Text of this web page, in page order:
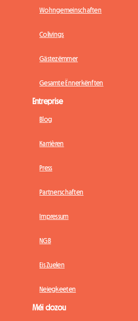
Wohngemeinschaften
Colivings
Gästezëmmer
Gesamte Ënnerkënften
Entreprise
Blog
Karrièren
Press
Partnerschaften
Impressum
NGB
Eis Zuelen
Neiegkeeten
Méi dozou